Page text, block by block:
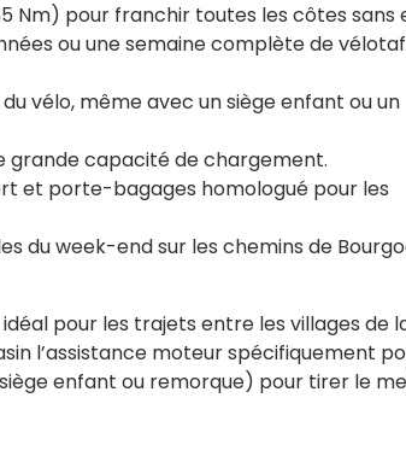
Nm) pour franchir toutes les côtes sans
ou une semaine complète de
vélo, même avec un siège enfant ou un
grande capacité de chargement.
et porte-bagages homologué pour les
du week-end sur les chemins de
idéal pour les trajets entre les villages de
l’assistance moteur spécifiquement
enfant ou remorque) pour tirer le